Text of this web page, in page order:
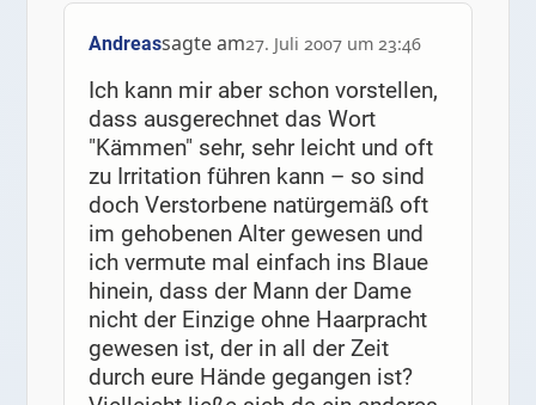
Andreassagte am27. Juli 2007 um 23:46
Ich kann mir aber schon vorstellen,
dass ausgerechnet das Wort
"Kämmen" sehr, sehr leicht und oft
zu Irritation führen kann – so sind
doch Verstorbene natürgemäß oft
im gehobenen Alter gewesen und
ich vermute mal einfach ins Blaue
hinein, dass der Mann der Dame
nicht der Einzige ohne Haarpracht
gewesen ist, der in all der Zeit
durch eure Hände gegangen ist?